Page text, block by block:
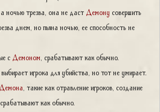
ночью трезва, она не даст Демону совершить
днем, но пьяна ночью, ее способность не
с Демоном , срабатывают как обычно.
игрока для убийства, но тот не умирает.
Демона , такие как отравление игроков, создание
как обычно.